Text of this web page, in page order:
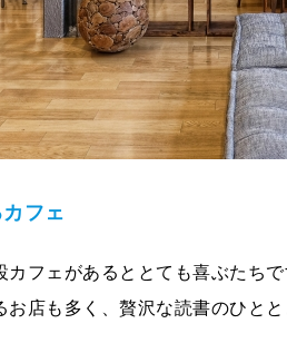
フェ
フェがあるととても喜ぶたち
店も多く、贅沢な読書のひと